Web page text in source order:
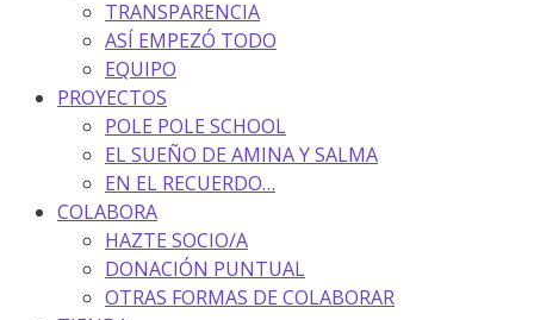
TRANSPARENCIA
ASÍ EMPEZÓ TODO
EQUIPO
PROYECTOS
POLE POLE SCHOOL
EL SUEÑO DE AMINA Y SALMA
EN EL RECUERDO…
COLABORA
HAZTE SOCIO/A
DONACIÓN PUNTUAL
OTRAS FORMAS DE COLABORAR